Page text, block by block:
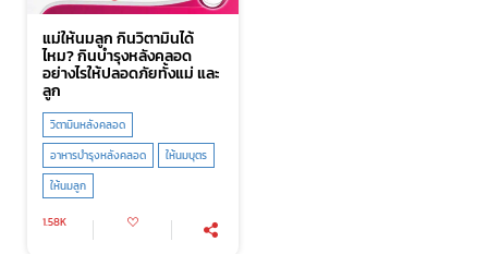
แม่ให้นมลูก กินวิตามินได้
ไหม? กินบำรุงหลังคลอด
อย่างไรให้ปลอดภัยทั้งแม่ และ
ลูก
วิตามินหลังคลอด
อาหารบำรุงหลังคลอด
ให้นมบุตร
ให้นมลูก
1.58K